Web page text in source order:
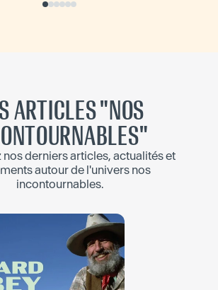
Tiffany…
ARTICLES "NOS
"
derniers articles, actualités et
autour de l'univers nos
incontournables.